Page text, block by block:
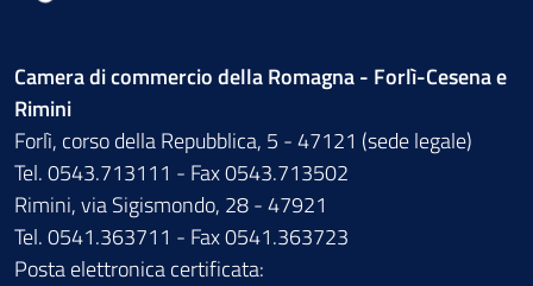
Camera di commercio della Romagna - Forlì-Cesena e
Rimini
Forlì, corso della Repubblica, 5 - 47121 (sede legale)
Tel. 0543.713111 - Fax 0543.713502
Rimini, via Sigismondo, 28 - 47921
Tel. 0541.363711 - Fax 0541.363723
Posta elettronica certificata: